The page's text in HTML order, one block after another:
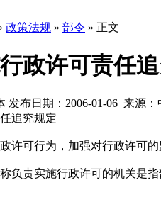
政策法规 » 部令 » 正文
政许可责任
发布日期：2006-01-06 来源
追究规定
行为，加强对行政许可的监
实施行政许可的机关是指部